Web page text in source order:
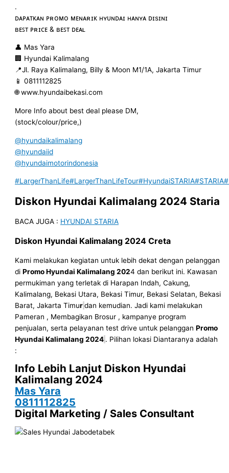
.
ᴅᴀᴘᴀᴛᴋᴀɴ ᴘʀᴏᴍᴏ ᴍᴇɴᴀʀɪᴋ ʜʏᴜɴᴅᴀɪ ʜᴀɴʏᴀ ᴅɪsɪɴɪ
ʙᴇꜱᴛ ᴘʀɪᴄᴇ & ʙᴇꜱᴛ ᴅᴇᴀʟ
👤 Mas Yara
🏢 Hyundai Kalimalang
📍Jl. Raya Kalimalang, Billy & Moon M1/1A, Jakarta Timur
📱 0811112825
🌐 www.hyundaibekasi.com
More Info about best deal please DM,
(stock/colour/price,)
@hyundaikalimalang
@hyundaiid
@hyundaimotorindonesia
#LargerThanLife#LargerThanLifeTour#HyundaiSTARIA#STARIA
Diskon Hyundai Kalimalang 2024 Staria
BACA JUGA : HYUNDAI STARIA
Diskon Hyundai Kalimalang 2024Creta
Kami melakukan kegiatan untuk lebih dekat dengan pelanggan
diPromoHyundai Kalimalang 2024 dan berikut ini. Kawasan
permukiman yang terletak di Harapan Indah, Cakung,
Kalimalang, Bekasi Utara, Bekasi Timur, Bekasi Selatan, Bekasi
Barat, Jakarta Timurdan kemudian. Jadi kami melakukan
Pameran , Membagikan Brosur , kampanye program
penjualan, serta pelayanan test drive untuk pelangganPromo
Hyundai Kalimalang 2024 . Pilihan lokasi Diantaranya adalah
:
Info Lebih Lanjut Diskon Hyundai
Kalimalang 2024
Mas Yara
0811112825
Digital Marketing / Sales Consultant